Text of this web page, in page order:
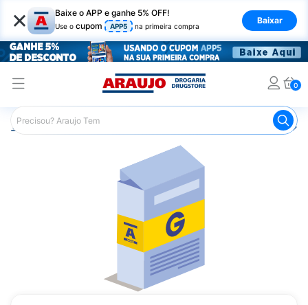
× Baixe o APP e ganhe 5% OFF!
Use o cupom APP5 na primeira compra
Baixar
0
Araujo Medicamentos Remédio para Pele e Mucosa